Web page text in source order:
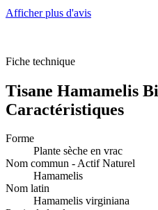
Afficher plus d'avis
Fiche technique
Tisane Hamamelis
Caractéristiques
Forme
Plante sèche en vrac
Nom commun - Actif Naturel
Hamamelis
Nom latin
Hamamelis virginiana